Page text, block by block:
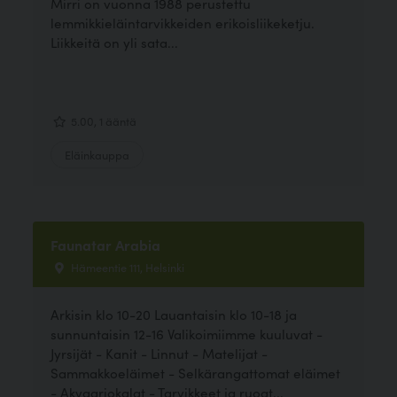
lemmikkieläintarvikkeiden erikoisliikeketju.
Liikkeitä on yli sata...
Faunatar Arabia
Hämeentie 111, Helsinki
Arkisin klo 10-20 Lauantaisin klo 10-18 ja
sunnuntaisin 12-16 Valikoimiimme kuuluvat -
Jyrsijät - Kanit - Linnut - Matelijat -
Sammakkoeläimet - Selkärangattomat eläimet
- Akvaariokalat - Tarvikkeet ja ruoat...